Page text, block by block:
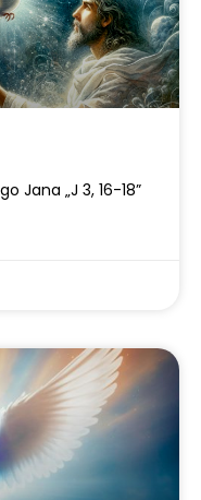
Jana „J 3, 16-18”